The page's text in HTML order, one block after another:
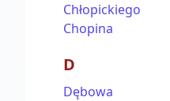
Chłopickiego
Chopina
D
Dębowa